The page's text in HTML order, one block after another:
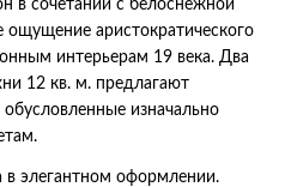
в сочетании с белоснежной
аристократического
интерьерам 19 века. Два
12 кв. м. предлагают
изначально
элегантном оформлении.